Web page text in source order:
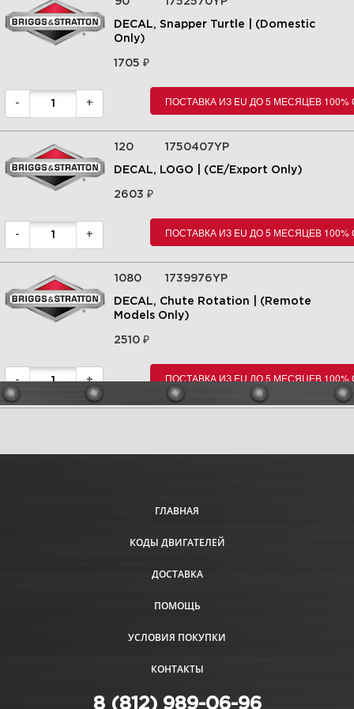
1696168-01 - SS7522E, 22" 7.5
Gross TP Single Stage
Snowthrower | Snapper |
Увеличить
DECAL, Snapper Turtle | (Domestic
Only)
1705₽
- + ПОСТАВКА ИЗ EU ДО 5 МЕСЯЦЕВ
120 1750407YP
DECAL, LOGO | (CE/Export Only)
2603₽
- + ПОСТАВКА ИЗ EU ДО 5 МЕСЯЦЕВ
1080 1739976YP
DECAL, Chute Rotation | (Remote
Models Only)
2510₽
- + ПОСТАВКА ИЗ EU ДО 5 МЕСЯЦЕВ
ГЛАВНАЯ
КОДЫ ДВИГАТЕЛЕЙ
ДОСТАВКА
ПОМОЩЬ
УСЛОВИЯ ПОКУПКИ
КОНТАКТЫ
8 (812) 989-06-96